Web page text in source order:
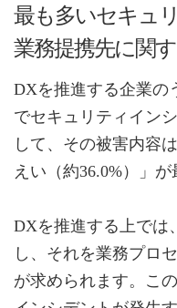
最も多いセキュ
業務提携先に関
DXを推進する企業の
でセキュリティイン
して、その被害内容
えい（約36.0%）」が
DXを推進する上では
し、それを業務プロ
が求められます。こ